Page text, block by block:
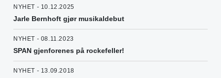
NYHET - 10.12.2025
Jarle Bernhoft gjør musikaldebut
NYHET - 08.11.2023
SPAN gjenforenes på rockefeller!
NYHET - 13.09.2018